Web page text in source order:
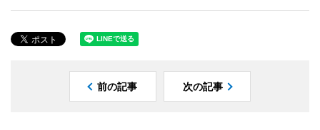
前の記事 次の記事